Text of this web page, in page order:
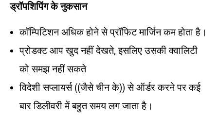
ड्रॉपशिपिंग के नुकसान
कॉम्पिटिशन अधिक होने से प्रॉफिट मार्जिन कम होता है।
प्रोडक्ट आप खुद नहीं देखते, इसलिए उसकी क्वालिटी
को समझ नहीं सकते
विदेशी सप्लायर्स ((जैसे चीन के)) से ऑर्डर करने पर कई
बार डिलीवरी में बहुत समय लग जाता है।